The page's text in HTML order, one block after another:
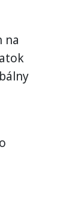
na